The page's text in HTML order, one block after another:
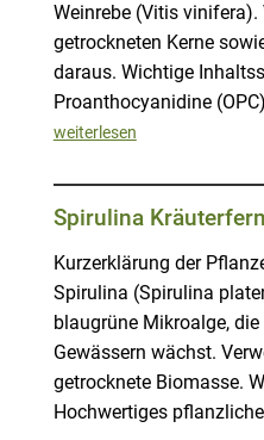
Weinrebe (Vitis vinifera).
getrockneten Kerne
daraus. Wichtige
Proanthocyanidine
weiterlesen
Spirulina
Kurzerklärung der
Spirulina (Spirulina
blaugrüne Mikroalge,
Gewässern wächst.
getrocknete Biomasse.
Hochwertiges